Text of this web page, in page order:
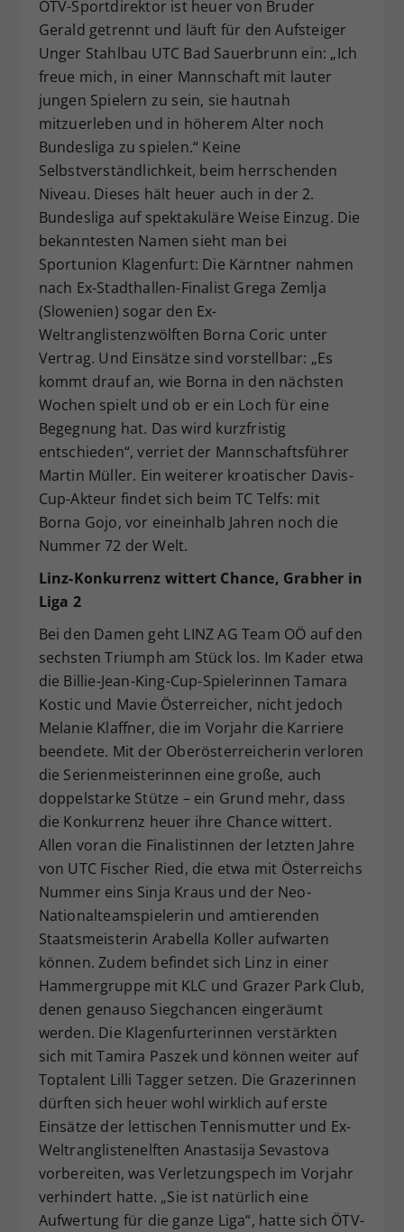
ÖTV-Sportdirektor ist heuer von Bruder
Gerald getrennt und läuft für den Aufsteiger
Unger Stahlbau UTC Bad Sauerbrunn ein: „Ich
freue mich, in einer Mannschaft mit lauter
jungen Spielern zu sein, sie hautnah
mitzuerleben und in höherem Alter noch
Bundesliga zu spielen.“ Keine
Selbstverständlichkeit, beim herrschenden
Niveau. Dieses hält heuer auch in der 2.
Bundesliga auf spektakuläre Weise Einzug. Die
bekanntesten Namen sieht man bei
Sportunion Klagenfurt: Die Kärntner nahmen
nach Ex-Stadthallen-Finalist Grega Zemlja
(Slowenien) sogar den Ex-
Weltranglistenzwölften Borna Coric unter
Vertrag. Und Einsätze sind vorstellbar: „Es
kommt drauf an, wie Borna in den nächsten
Wochen spielt und ob er ein Loch für eine
Begegnung hat. Das wird kurzfristig
entschieden“, verriet der Mannschaftsführer
Martin Müller. Ein weiterer kroatischer Davis-
Cup-Akteur findet sich beim TC Telfs: mit
Borna Gojo, vor eineinhalb Jahren noch die
Nummer 72 der Welt.
Linz-Konkurrenz wittert Chance, Grabher in
Liga 2
Bei den Damen geht LINZ AG Team OÖ auf den
sechsten Triumph am Stück los. Im Kader etwa
die Billie-Jean-King-Cup-Spielerinnen Tamara
Kostic und Mavie Österreicher, nicht jedoch
Melanie Klaffner, die im Vorjahr die Karriere
beendete. Mit der Oberösterreicherin verloren
die Serienmeisterinnen eine große, auch
doppelstarke Stütze – ein Grund mehr, dass
die Konkurrenz heuer ihre Chance wittert.
Allen voran die Finalistinnen der letzten Jahre
von UTC Fischer Ried, die etwa mit Österreichs
Nummer eins Sinja Kraus und der Neo-
Nationalteamspielerin und amtierenden
Staatsmeisterin Arabella Koller aufwarten
können. Zudem befindet sich Linz in einer
Hammergruppe mit KLC und Grazer Park Club,
denen genauso Siegchancen eingeräumt
werden. Die Klagenfurterinnen verstärkten
sich mit Tamira Paszek und können weiter auf
Toptalent Lilli Tagger setzen. Die Grazerinnen
dürften sich heuer wohl wirklich auf erste
Einsätze der lettischen Tennismutter und Ex-
Weltranglistenelften Anastasija Sevastova
vorbereiten, was Verletzungspech im Vorjahr
verhindert hatte. „Sie ist natürlich eine
Aufwertung für die ganze Liga“, hatte sich ÖTV-